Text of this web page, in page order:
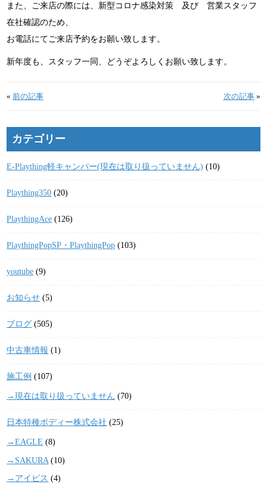
また、ご来店の際には、新型コロナ感染対策 及び 営業スタッフ
在社確認のため、
お電話にてご来店予約をお願い致します。
新年度も、スタッフ一同、どうぞよろしくお願い致します。
«前の記事 次の記事»
カテゴリー
E-Plaything軽キャンパー(現在は取り扱っていません) (10)
Plaything350 (20)
PlaythingAce (126)
PlaythingPopSP・PlaythingPop (103)
youtube (9)
お知らせ (5)
ブログ (505)
中古車情報 (1)
施工例 (107)
→現在は取り扱っていません (70)
日本特種ボディー株式会社 (25)
→EAGLE (8)
→SAKURA (10)
→アイビス (4)